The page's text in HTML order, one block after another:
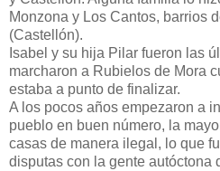
Monzona y Los Cantos, barrios
(Castellón).
Isabel y su hija Pilar fueron las
marcharon a Rubielos de Mora
estaba a punto de finalizar.
A los pocos años empezaron a
pueblo en buen número, la
casas de manera ilegal, lo que
disputas con la gente autóctona